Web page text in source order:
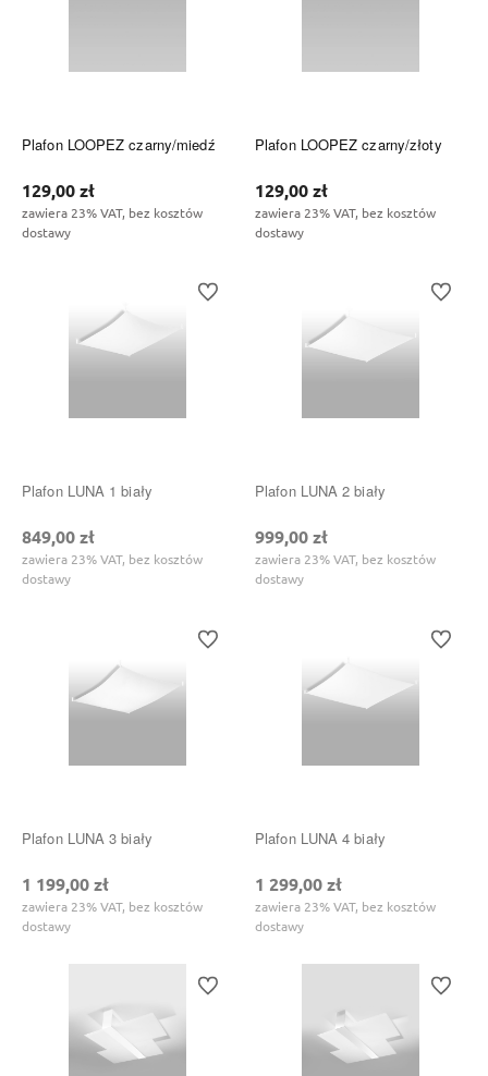
Plafon LOOPEZ czarny/miedź
129,00 zł
zawiera 23% VAT, bez kosztów
dostawy
Plafon LOOPEZ czarny/złoty
129,00 zł
zawiera 23% VAT, bez kosztów
dostawy
Plafon LUNA 1 biały
849,00 zł
zawiera 23% VAT, bez kosztów
dostawy
Do ulubionych
Plafon LUNA 2 biały
999,00 zł
zawiera 23% VAT, bez kosztów
dostawy
Do
Plafon LUNA 3 biały
1 199,00 zł
zawiera 23% VAT, bez kosztów
dostawy
Do ulubionych
Plafon LUNA 4 biały
1 299,00 zł
zawiera 23% VAT, bez kosztów
dostawy
Do
Do ulubionych Do